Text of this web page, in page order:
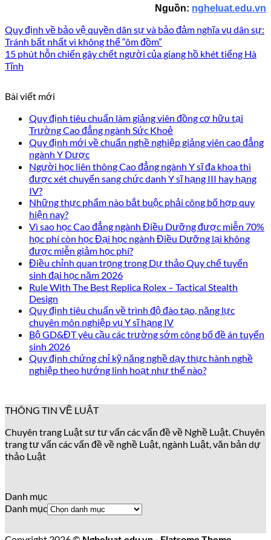
Nguồn: ngheluat.edu.vn
Quy định về bảo vệ quyền dân sự và bảo đảm nghĩa vụ dân sự:
Tránh bất nhất vì không thể “ôm đồm”
15 phút hỗn chiến gây chết người của giang hồ khét tiếng Hà
Tĩnh
Bài viết mới
Quy định tiêu chuẩn làm giảng viên đồng cơ hữu tại
Trường Cao đẳng ngành Sức Khoẻ
Quy định mới về chuẩn nghề nghiệp giảng viên cao đẳng
ngành Y Dược
Người học liên thông Cao đẳng ngành Y sĩ đa khoa thì
được xét chuyển sang chức danh Y sĩ hạng III hay hạng
IV?
Những thực phẩm nào bắt buộc phải công bố hợp quy
hiện nay?
Vì sao học Cao đẳng ngành Điều Dưỡng được miễn 70%
học phí còn học Đại học ngành Điều Dưỡng lại không
được miễn giảm học phí?
Điều chỉnh quan trọng trong Dự thảo Quy chế tuyển
sinh đại học năm 2026
Rule With The Best Replica Rolex – Tactical Stealth
Design
Quy định tiêu chuẩn về trình độ đào tạo, năng lực
chuyên môn nghiệp vụ Y sĩ hạng IV
Bộ GD&ĐT yêu cầu các trường sớm công bố đề án tuyển
sinh 2026
Quy định chứng chỉ kỹ năng nghề dạy thực hành nghề
nghiệp theo hướng linh hoạt như thế nào?
THÔNG TIN VỀ LUẬT
Chuyên trang Luật sư tư vấn các vấn đề về Nghề Luật. Chuyên
trang tư vấn các vấn đề về nghề Luật, ngành Luật, văn bản dự
thảo Luật
Danh mục
Danh mục